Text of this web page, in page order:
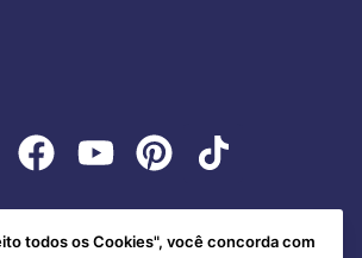
todos os Cookies", você concorda com